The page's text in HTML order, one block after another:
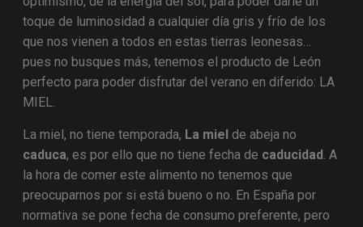
toque de luminosidad a cualquier día gris y frío de los
que nos vienen a todos en estas tierras leonesas…
pues no busques más, tenemos el producto de León
perfecto para poder disfrutar del verano en diferido: LA
MIEL.
La miel, no tiene temporada, La miel de abeja no
caduca, es por ello que no tiene fecha de caducidad . A
la hora de comer este alimento no tenemos que
preocuparnos por si está bueno o no. En España por
normativa se pone fecha de consumo preferente, pero